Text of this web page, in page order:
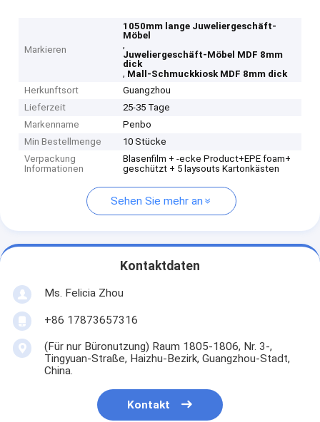
Markieren
1050mm lange Juweliergeschäft-
Möbel
,
Juweliergeschäft-Möbel MDF 8mm
dick
, Mall-Schmuckkiosk MDF 8mm dick
Herkunftsort
Guangzhou
Lieferzeit
25-35 Tage
Markenname
Penbo
Min Bestellmenge
10 Stücke
Verpackung
Informationen
Blasenfilm + -ecke Product+EPE foam+
geschützt + 5 laysouts Kartonkästen
Sehen Sie mehr an
Kontaktdaten
Ms. Felicia Zhou
+86 17873657316
(Für nur Büronutzung) Raum 1805-1806, Nr. 3-,
Tingyuan-Straße, Haizhu-Bezirk, Guangzhou-Stadt,
China.
Kontakt